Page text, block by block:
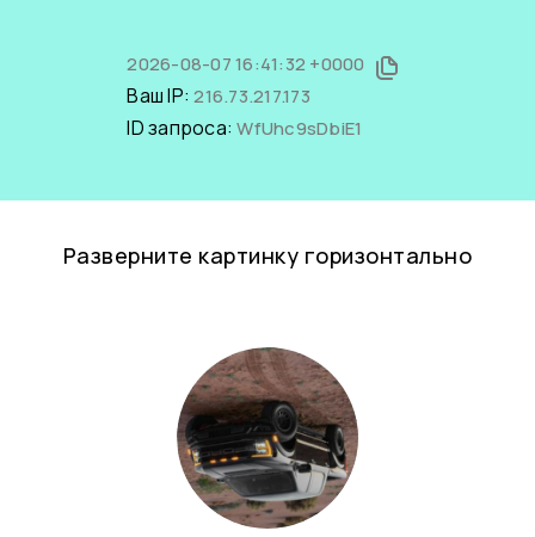
2026-08-07 16:41:32 +0000
Ваш IP:216.73.217.173
ID запроса:WfUhc9sDbiE1
Разверните картинку горизонтально